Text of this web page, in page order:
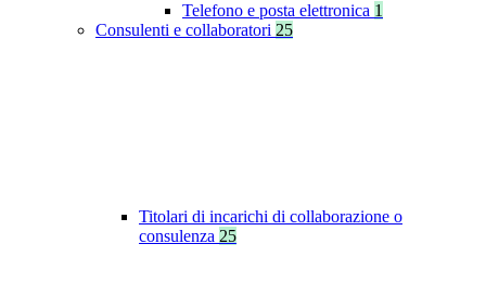
Telefono e posta elettronica 1
Consulenti e collaboratori 25
Titolari di incarichi di collaborazione o
consulenza 25